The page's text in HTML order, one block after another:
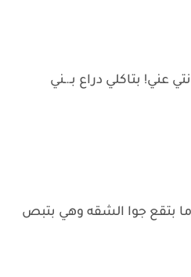
عني! بتاكلي دراع بـ.ـني
بتقع جوا الشقه وهي بتبص